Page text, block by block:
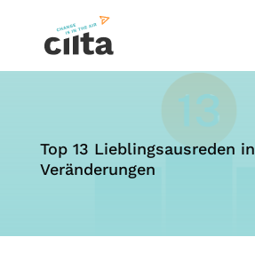
Top 13 Lieblingsausreden in
Veränderungen